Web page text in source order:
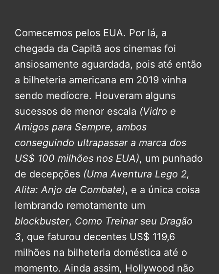
Comecemos pelos EUA. Por lá, a
chegada da Capitã aos cinemas foi
ansiosamente aguardada, pois até então
a bilheteria americana em 2019 vinha
sendo medíocre. Houveram alguns
sucessos de menor escala (Vidro e
Amigos para Sempre, ambos
conseguindo ultrapassar a marca dos
US$ 100 milhões nos EUA), um punhado
de decepções (Uma Aventura Lego 2,
Alita: Anjo de Combate), e a única coisa
lembrando remotamente um
blockbuster, Como Treinar seu Dragão
3, que faturou decentes US$ 119,6
milhões na bilheteria doméstica até o
momento. Ainda assim, Hollywood não